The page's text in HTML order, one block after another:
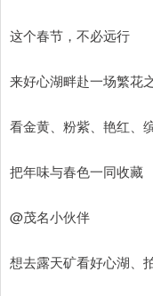
这个春节，不必远行
来好心湖畔赴一场繁花
看金黄、粉紫、艳红、
把年味与春色一同收藏
@茂名小伙伴
想去露天矿看好心湖、